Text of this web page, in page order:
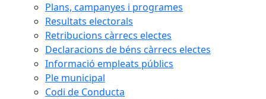
Plans, campanyes i programes
Resultats electorals
Retribucions càrrecs electes
Declaracions de béns càrrecs electes
Informació empleats públics
Ple municipal
Codi de Conducta